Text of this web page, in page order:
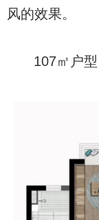
风的效果。
107㎡户型